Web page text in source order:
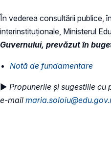
În vederea consultării publice,
interinstituționale, Ministerul
Guvernului, prevăzut în
​Notă de fundamentare
► Propunerile și sugestiile
e-mail